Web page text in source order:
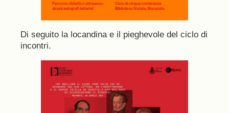
Di seguito la locandina e il pieghevole del ciclo di
incontri.